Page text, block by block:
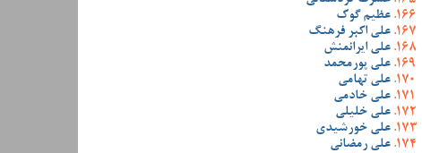
عظیم گوک
علی اکبر فرهنگ
علی ایرانمنش
علی پورمحمد
علی تهامی
علی خادمی
علی خلیلی
علی خورشیدی
علی رمضانی